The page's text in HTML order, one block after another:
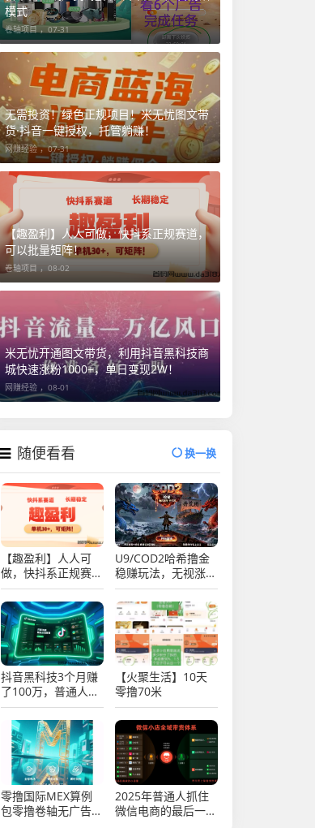
模式
卷轴项目 ， 07-31
无需投资！绿色正规项目！米无忧图文带
货·抖音一键授权，托管躺赚！
网赚经验 ，07-31
【趣盈利】人人可做，快抖系正规赛道，
可以批量矩阵！
卷轴项目 ， 08-02
米无忧开通图文带货，利用抖音黑科技商
城快速涨粉1000+，单日变现2W！
网赚经验 ， 08-01
随便看看 换一换
【趣盈利】人人可
做，快抖系正规赛
道，可以批量矩阵！
U9/COD2哈希撸金
稳赚玩法，无视涨跌
每天润trx，实操教
程！
抖音黑科技3个月赚
了100万，普通人逆
袭的机会，你抓住了
吗？
【火聚生活】10天
零撸70米
零撸国际MEX算例
包零撸卷轴无广告
2025年普通人抓住
微信电商的最后一次